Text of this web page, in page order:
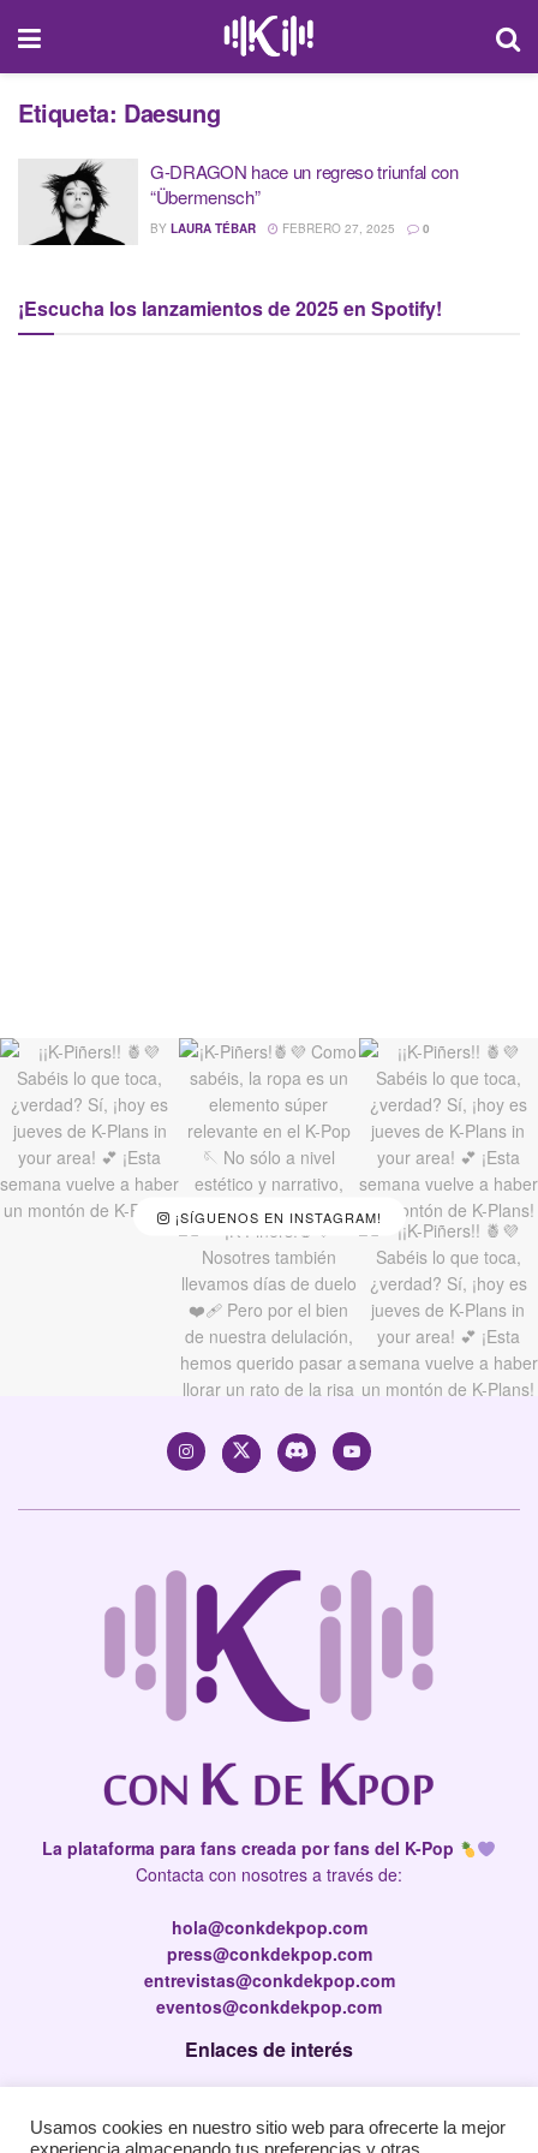
Etiqueta: Daesung
G-DRAGON hace un regreso triunfal con
“Übermensch”
BY LAURA TÉBAR FEBRERO 27, 2025 0
¡Escucha los lanzamientos de 2025 en Spotify!
¡SÍGUENOS EN INSTAGRAM!
La plataforma para fans creada por fans del K-Pop
Contacta con nosotres a través de:
hola@conkdekpop.com
press@conkdekpop.com
entrevistas@conkdekpop.com
eventos@conkdekpop.com
Enlaces de interés
Política de privacidad
Usamos cookies en nuestro sitio web para ofrecerte la mejor